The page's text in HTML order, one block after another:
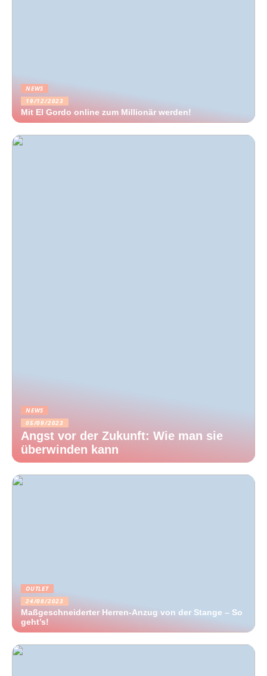
NEWS
19/12/2023
Mit El Gordo online zum Millionär werden!
NEWS
05/09/2023
Angst vor der Zukunft: Wie man sie
überwinden kann
OUTLET
24/08/2023
Maßgeschneiderter Herren-Anzug von der Stange – So
geht’s!